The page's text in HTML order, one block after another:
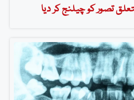
تصور کو چیلنج کر دیا